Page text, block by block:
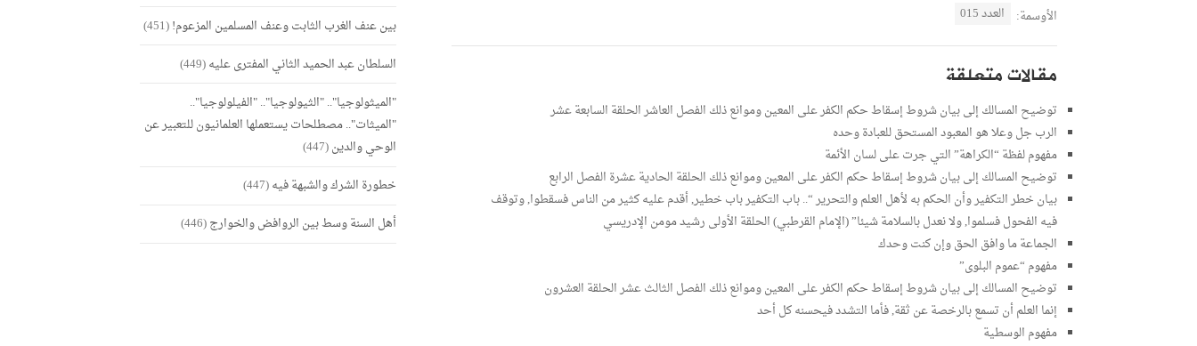
الأوسمة: العدد 015
مقالات متعلقة
توضيح المسالك إلى بيان شروط إسقاط حكم الكفر على المعين وموانع ذلك الفصل العاشر الحلقة السابعة عشر
الرب جل وعلا هو المعبود المستحق للعبادة وحده
مفهوم لفظة “الكراهة” التي جرت على لسان الأئمة
توضيح المسالك إلى بيان شروط إسقاط حكم الكفر على المعين وموانع ذلك الحلقة الحادية عشرة الفصل الرابع
بيان خطر التكفير وأن الحكم به لأهل العلم والتحرير “.. باب التكفير باب خطير, أقدم عليه كثير من الناس فسقطوا, وتوقف
فيه الفحول فسلموا, ولا نعدل بالسلامة شيئا” (الإمام القرطبي) الحلقة الأولى رشيد مومن الإدريسي
الجماعة ما وافق الحق وإن كنت وحدك
مفهوم “عموم البلوى”
توضيح المسالك إلى بيان شروط إسقاط حكم الكفر على المعين وموانع ذلك الفصل الثالث عشر الحلقة العشرون
إنما العلم أن تسمع بالرخصة عن ثقة, فأما التشدد فيحسنه كل أحد
مفهوم الوسطية
بين عنف الغرب الثابت وعنف المسلمين المزعوم!(451)
السلطان عبد الحميد الثاني المفترى عليه(449)
"الميثولوجيا".. "الثيولوجيا".. "الفيلولوجيا"..
"الميثات".. مصطلحات يستعملها العلمانيون للتعبير عن
الوحي والدين(447)
خطورة الشرك والشبهة فيه(447)
أهل السنة وسط بين الروافض والخوارج(446)